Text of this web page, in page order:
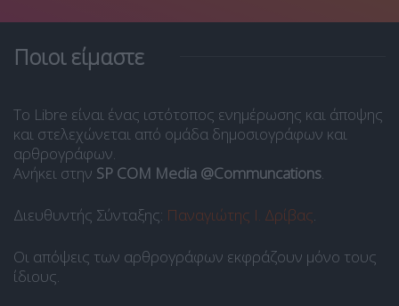
Ποιοι είμαστε
Το Libre είναι ένας ιστότοπος ενημέρωσης και άποψης
και στελεχώνεται από ομάδα δημοσιογράφων και
αρθρογράφων.
Ανήκει στην SP COM Media @Communcations.
Διευθυντής Σύνταξης: Παναγιώτης Ι. Δρίβας.
Οι απόψεις των αρθρογράφων εκφράζουν μόνο τους
ίδιους.